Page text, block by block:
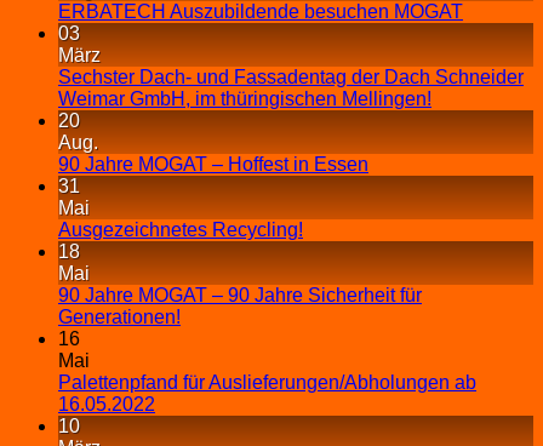
ERBATECH Auszubildende besuchen MOGAT
03
März
Sechster Dach- und Fassadentag der Dach Schneider
Weimar GmbH, im thüringischen Mellingen!
20
Aug.
90 Jahre MOGAT – Hoffest in Essen
31
Mai
Ausgezeichnetes Recycling!
18
Mai
90 Jahre MOGAT – 90 Jahre Sicherheit für
Generationen!
16
Mai
Palettenpfand für Auslieferungen/Abholungen ab
16.05.2022
10